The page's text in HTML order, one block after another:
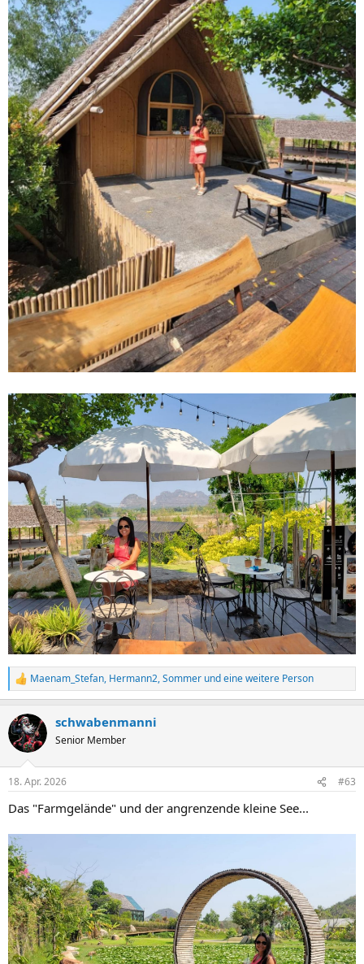
R
e
k
t
i
e
:
Maenam_Stefan, Hermann2,Sommer und eine weitere Person
schwabenmanni
Senior Member
18. Apr. 2026 #63
Das "Farmgelände" und der angrenzende kleine See...